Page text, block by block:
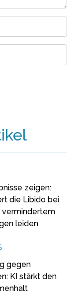
zeigen:
die Libido bei
vermindertem
leiden
gegen
KI stärkt den